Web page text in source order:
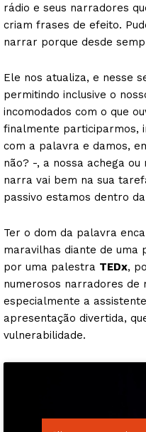
rádio e seus narradores
criam frases de efeito.
narrar porque desde
Ele nos atualiza, e nesse
permitindo inclusive o
incomodados com o que
finalmente participarmos,
com a palavra e damos,
não? -, a nossa achega
narra vai bem na sua
passivo estamos dentro
Ter o dom da palavra
maravilhas diante de uma
por uma palestra TEDx,
numerosos narradores de
especialmente a
apresentação divertida,
vulnerabilidade.